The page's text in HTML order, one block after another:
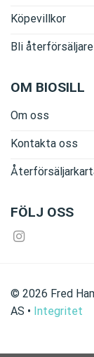
Köpevillkor
Bli återförsäljare
OM BIOSILL
Om oss
Kontakta oss
FÖLJ OSS
© 2026 Fred
AS • Integritet